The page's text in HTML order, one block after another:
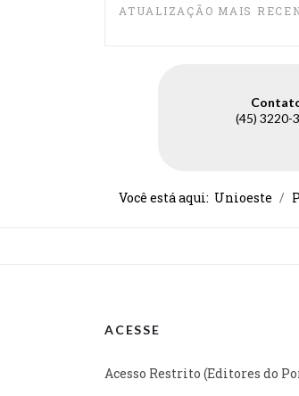
ATUALIZAÇÃO MAIS
(45) 3220-
Você está aqui: Unioeste
ACESSE
Acesso Restrito (Editores do